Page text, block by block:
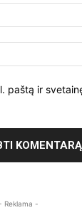
paštą ir
Reklama -